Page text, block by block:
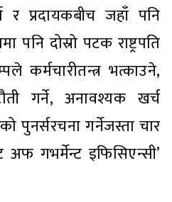
र प्रदायकबीच जहाँ पनि
पनि दोस्रो पटक राष्ट्रपति
कर्मचारीतन्त्र भत्काउने,
गर्ने, अनावश्यक खर्च
पुनर्सरचना गर्नेजस्ता चार
अफ गभर्मेन्ट इफिसिएन्सी’